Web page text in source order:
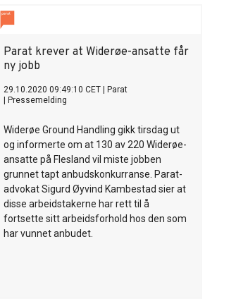
Parat krever at Widerøe-ansatte får
ny jobb
29.10.2020 09:49:10 CET
Parat
Pressemelding
Widerøe Ground Handling gikk tirsdag ut
og informerte om at 130 av 220 Widerøe-
ansatte på Flesland vil miste jobben
grunnet tapt anbudskonkurranse. Parat-
advokat Sigurd Øyvind Kambestad sier at
disse arbeidstakerne har rett til å
fortsette sitt arbeidsforhold hos den som
har vunnet anbudet.